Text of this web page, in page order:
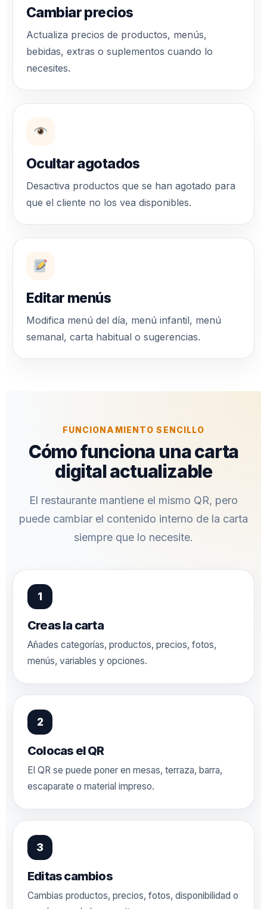
Cambiar precios
Actualiza precios de productos, menús,
bebidas, extras o suplementos cuando lo
necesites.
Ocultar agotados
Desactiva productos que se han agotado para
que el cliente no los vea disponibles.
Editar menús
Modifica menú del día, menú infantil, menú
semanal, carta habitual o sugerencias.
FUNCIONAMIENTO SENCILLO
Cómo funciona una carta
digital actualizable
El restaurante mantiene el mismo QR, pero
puede cambiar el contenido interno de la carta
siempre que lo necesite.
Creas la carta
Añades categorías, productos, precios, fotos,
menús, variables y opciones.
Colocas el QR
El QR se puede poner en mesas, terraza, barra,
escaparate o material impreso.
Editas cambios
Cambias productos, precios, fotos, disponibilidad o